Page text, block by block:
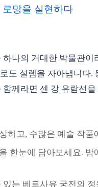
망을 실현하다
나의 거대한 박물관이
도 설렘을 자아냅니다.
께라면 센 강 유람선
하고, 수많은 예술 작품
한눈에 담아보세요. 밤
는 베르사유 궁전의